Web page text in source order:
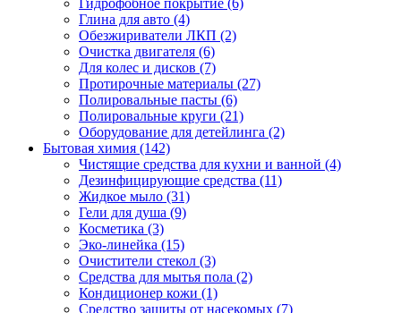
Глина для авто (4)
Обезжириватели ЛКП (2)
Очистка двигателя (6)
Для колес и дисков (7)
Протирочные материалы (27)
Полировальные пасты (6)
Полировальные круги (21)
Оборудование для детейлинга (2)
Бытовая химия (142)
Чистящие средства для кухни и ванной (4)
Дезинфицирующие средства (11)
Жидкое мыло (31)
Гели для душа (9)
Косметика (3)
Эко-линейка (15)
Очистители стекол (3)
Средства для мытья пола (2)
Кондиционер кожи (1)
Средство защиты от насекомых (7)